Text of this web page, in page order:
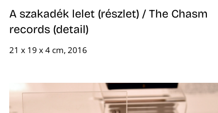
A szakadék lelet (részlet) / The Chasm
records (detail)
21 x 19 x 4 cm, 2016